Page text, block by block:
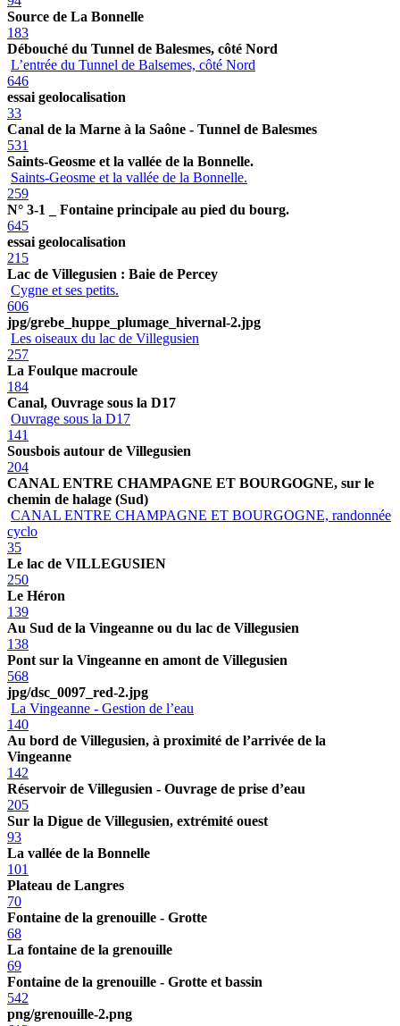
Source de La Bonnelle
183
Débouché du Tunnel de Balesmes, côté Nord
L’entrée du Tunnel de Balsemes, côté Nord
646
essai geolocalisation
33
Canal de la Marne à la Saône - Tunnel de Balesmes
531
Saints-Geosme et la vallée de la Bonnelle.
Saints-Geosme et la vallée de la Bonnelle.
259
N° 3-1 _ Fontaine principale au pied du bourg.
645
essai geolocalisation
215
Lac de Villegusien : Baie de Percey
Cygne et ses petits.
606
jpg/grebe_huppe_plumage_hivernal-2.jpg
Les oiseaux du lac de Villegusien
257
La Foulque macroule
184
Canal, Ouvrage sous la D17
Ouvrage sous la D17
141
Sousbois autour de Villegusien
204
CANAL ENTRE CHAMPAGNE ET BOURGOGNE, sur le
chemin de halage (Sud)
CANAL ENTRE CHAMPAGNE ET BOURGOGNE, randonnée
cyclo
35
Le lac de VILLEGUSIEN
250
Le Héron
139
Au Sud de la Vingeanne ou du lac de Villegusien
138
Pont sur la Vingeanne en amont de Villegusien
568
jpg/dsc_0097_red-2.jpg
La Vingeanne - Gestion de l’eau
140
Au bord de Villegusien, à proximité de l’arrivée de la
Vingeanne
142
Réservoir de Villegusien - Ouvrage de prise d’eau
205
Sur la Digue de Villegusien, extrémité ouest
93
La vallée de la Bonnelle
101
Plateau de Langres
70
Fontaine de la grenouille - Grotte
68
La fontaine de la grenouille
69
Fontaine de la grenouille - Grotte et bassin
542
png/grenouille-2.png